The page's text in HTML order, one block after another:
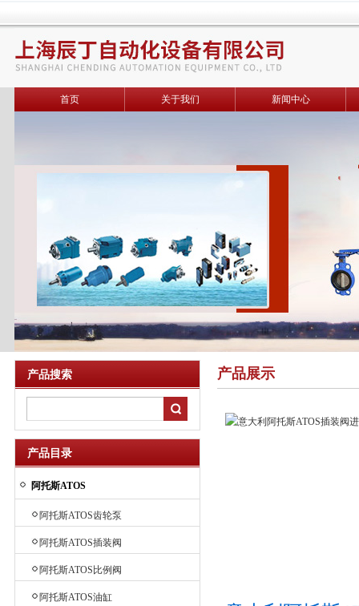
首页 关于我们 新闻中心
产品搜索
产品目录
阿托斯ATOS
阿托斯ATOS齿轮泵
阿托斯ATOS插装阀
阿托斯ATOS比例阀
阿托斯ATOS油缸
产品展示